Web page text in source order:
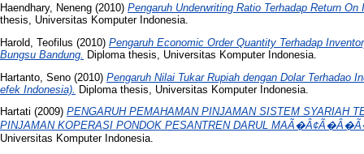
Haendhary, Neneng (2010) Pengaruh Underwriting Ratio Terhadap Return
thesis, Universitas Komputer Indonesia.
Harold, Teofilus (2010) Pengaruh Economic Order Quantity Terhadap
Bungsu Bandung. Diploma thesis, Universitas Komputer Indonesia.
Hartanto, Seno (2010) Pengaruh Nilai Tukar Rupiah dengan Dolar Terhadao
efek Indonesia). Diploma thesis, Universitas Komputer Indonesia.
Hartati (2009) PENGARUH PEMAHAMAN PINJAMAN SISTEM SYARIAH
PINJAMAN KOPERASI PONDOK PESANTREN DARUL
Universitas Komputer Indonesia.